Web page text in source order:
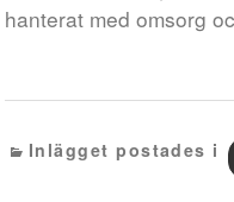
hanterat med omsorg
Inlägget postades i